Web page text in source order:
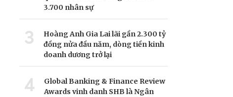
3.700 nhân sự
3
Hoàng Anh Gia Lai lãi gần 2.300 tỷ
đồng nửa đầu năm, dòng tiền kinh
doanh dương trở lại
4
Global Banking & Finance Review
Awards vinh danh SHB là Ngân